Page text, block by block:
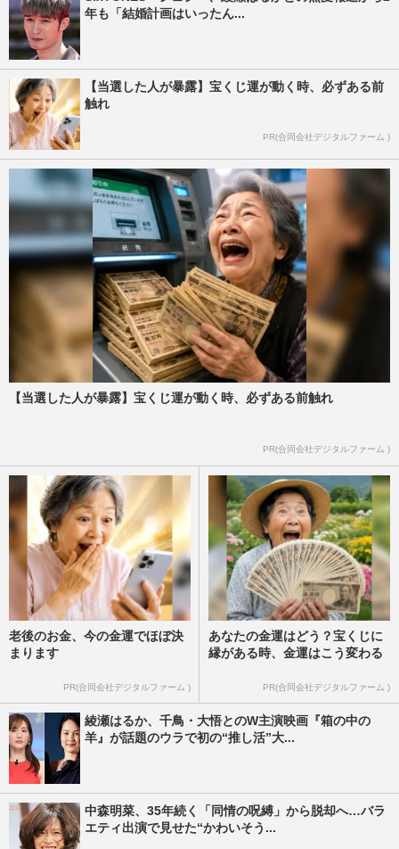
年も「結婚計画はいったん...
【当選した人が暴露】宝くじ運が動く時、必ずある前
触れ
PR(合同会社デジタルファーム )
【当選した人が暴露】宝くじ運が動く時、必ずある前触れ
PR(合同会社デジタルファーム )
老後のお金、今の金運でほぼ決
まります
PR(合同会社デジタルファーム )
あなたの金運はどう？宝くじに
縁がある時、金運はこう変わる
PR(合同会社デジタルファーム )
綾瀬はるか、千鳥・大悟とのW主演映画『箱の中の
羊』が話題のウラで初の“推し活”大...
中森明菜、35年続く「同情の呪縛」から脱却へ…バラ
エティ出演で見せた“かわいそう...